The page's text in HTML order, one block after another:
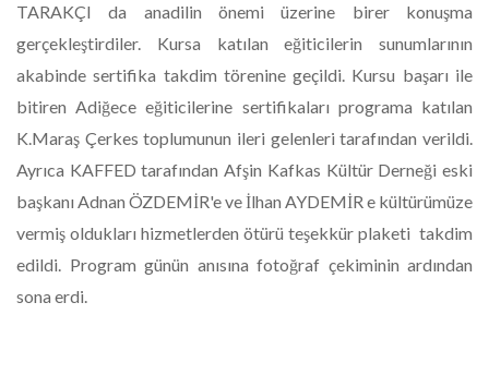
TARAKÇI da anadilin önemi üzerine birer konuşma
gerçekleştirdiler. Kursa katılan eğiticilerin sunumlarının
akabinde sertifika takdim törenine geçildi. Kursu başarı ile
bitiren Adiğece eğiticilerine sertifikaları programa katılan
K.Maraş Çerkes toplumunun ileri gelenleri tarafından verildi.
Ayrıca KAFFED tarafından Afşin Kafkas Kültür Derneği eski
başkanı Adnan ÖZDEMİR'e ve İlhan AYDEMİR e kültürümüze
vermiş oldukları hizmetlerden ötürü teşekkür plaketi takdim
edildi. Program günün anısına fotoğraf çekiminin ardından
sona erdi.